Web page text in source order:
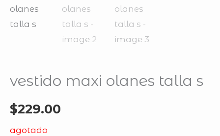
vestido maxi olanes talla s
$229.00
agotado